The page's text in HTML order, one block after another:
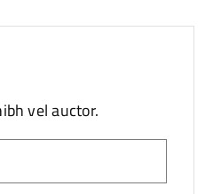
vel auctor.